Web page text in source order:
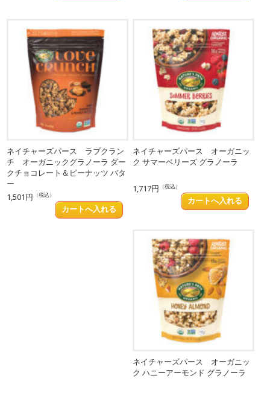
ネイチャーズパース ラブクラン
チ オーガニックグラノーラ ダー
クチョコレート＆ピーナッツ バタ
ー
1,501円 （税込）
ネイチャーズパース オーガニッ
ク サマーベリーズ グラノーラ
1,717円 （税込）
ネイチャーズパース オーガニッ
ク ハニーアーモンド グラノーラ